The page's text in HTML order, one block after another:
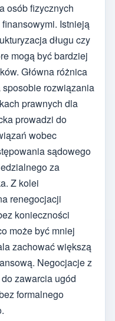
osób fizycznych
Istnieją
długu czy
mogą być bardziej
Główna różnica
rozwiązania
prawnych dla
prowadzi do
wobec
sądowego
za
Z kolei
renegocjacji
konieczności
może być mniej
zachować większą
Negocjacje z
zawarcia ugód
formalnego